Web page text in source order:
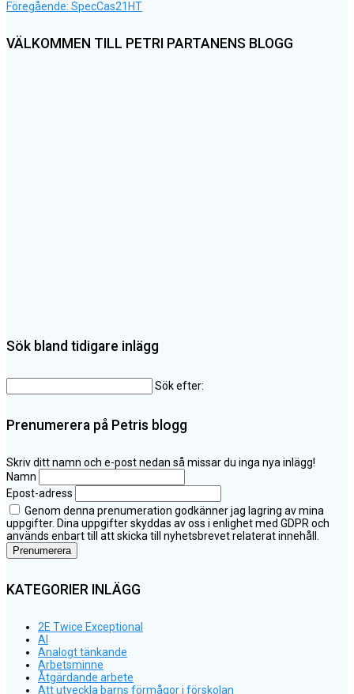
Inläggsnavigering
Föregående: Föregående
SpecCas21HT
VÄLKOMMEN TILL PETRI PARTANENS BLOGG
Sök bland tidigare inlägg
Sök efter:
Prenumerera på Petris blogg
Skriv ditt namn och e-post nedan så missar du inga nya inlägg!
Namn
Epost-adress
Genom denna prenumeration godkänner jag lagring av mina
uppgifter. Dina uppgifter skyddas av oss i enlighet med GDPR och
används enbart till att skicka till nyhetsbrevet relaterat innehåll.
KATEGORIER INLÄGG
2E Twice Exceptional
AI
Analogt tänkande
Arbetsminne
Åtgärdande arbete
Att utveckla barns förmågor i förskolan